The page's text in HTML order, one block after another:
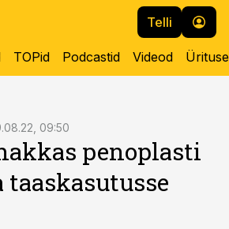
Telli
TOPid Podcastid Videod
09:50
penoplasti
taaskasutusse